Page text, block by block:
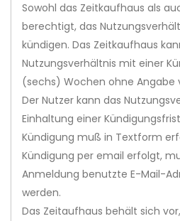
Sowohl das Zeitkaufhaus als
berechtigt, das
kündigen. Das Zeitkaufhaus
Nutzungsverhältnis mit einer
(sechs) Wochen ohne Angabe
Der Nutzer kann das
Einhaltung einer
Kündigung muß in Textform
Kündigung per email erfolgt,
Anmeldung benutzte E-Mail-
werden.
Das Zeitaufhaus behält sich